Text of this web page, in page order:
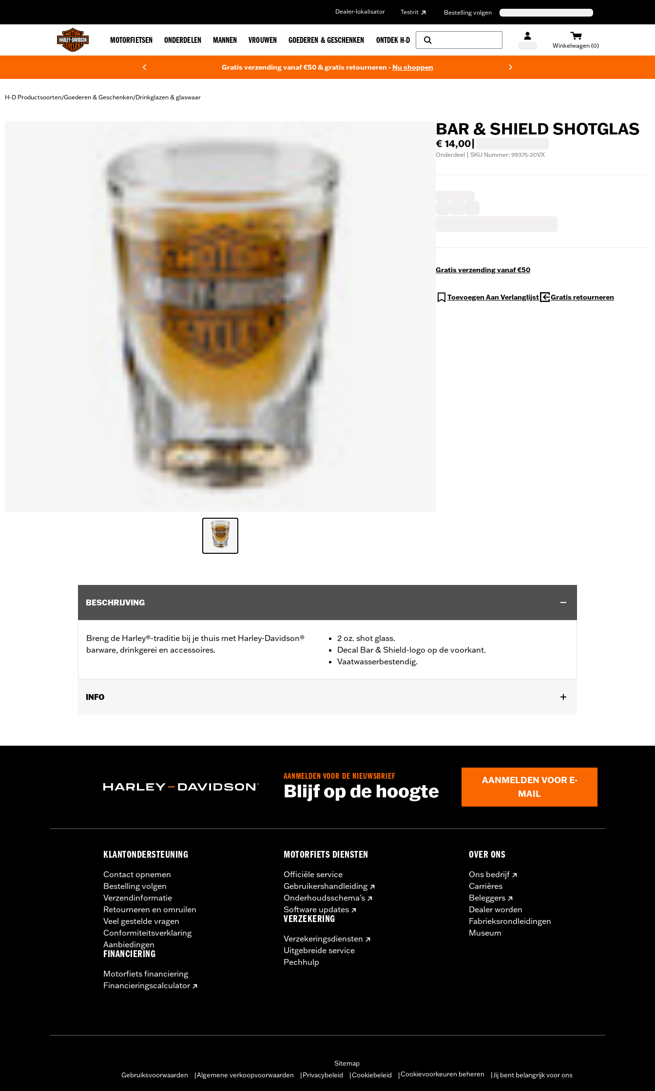
Dealer-lokalisator Testrit Bestelling volgen
MOTORFIETSEN ONDERDELEN MANNEN VROUWEN GOEDEREN & GESCHENKEN ONTDEK H-D
Winkelwagen (0)
Gratis verzending vanaf €50 & gratis retourneren - Nu shoppen
H-D Productsoorten/Goederen & Geschenken/Drinkglazen & glaswaar
BAR & SHIELD SHOTGLAS
€ 14,00
Onderdeel | SKU Nummer: 99375-20VX
Gratis verzending vanaf €50
Toevoegen Aan Verlanglijst Gratis retourneren
BESCHRIJVING
Breng de Harley®-traditie bij je thuis met Harley-Davidson®
barware, drinkgerei en accessoires.
2 oz. shot glass.
Decal Bar & Shield-logo op de voorkant.
Vaatwasserbestendig.
INFO
AANMELDEN VOOR DE NIEUWSBRIEF
Blijf op de hoogte
AANMELDEN VOOR E-
MAIL
KLANTONDERSTEUNING
Contact opnemen
Bestelling volgen
Verzendinformatie
Retourneren en omruilen
Veel gestelde vragen
Conformiteitsverklaring
Aanbiedingen
FINANCIERING
Motorfiets financiering
Financieringscalculator
MOTORFIETS DIENSTEN
Officiële service
Gebruikershandleiding
Onderhoudsschema's
Software updates
VERZEKERING
Verzekeringsdiensten
Uitgebreide service
Pechhulp
OVER ONS
Ons bedrijf
Carrières
Beleggers
Dealer worden
Fabrieksrondleidingen
Museum
Sitemap
Gebruiksvoorwaarden
Algemene verkoopvoorwaarden Privacybeleid Cookiebeleid Cookievoorkeuren beheren Jij bent belangrijk voor ons